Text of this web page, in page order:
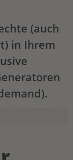
(auch
in Ihrem